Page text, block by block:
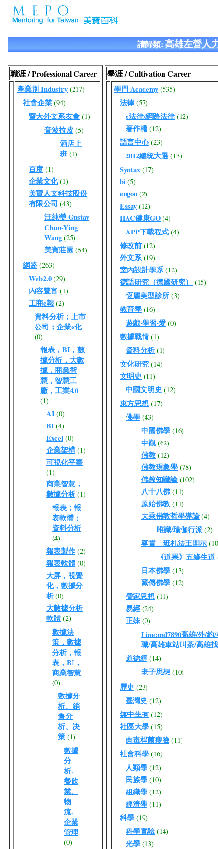
請歸類: 高雄左營人
職涯 / Professional Career
產業別 Industry (217)
社會企業 (94)
暨大外文系友會 (1)
音波拉皮 (5)
酒店上
班 (1)
百度 (1)
企業文化 (1)
美寶人文科技股份
有限公司 (43)
汪純瑩 Gustav
Chun-Ying
Wang (25)
美寶莊園 (54)
網路 (263)
Web2.0 (29)
內容豐富 (1)
工商e報 (2)
資料分析；上市
公司；企業e化
(0)
報表，BI，數
據分析，大數
據，商業智
慧，智慧工
廠，工業4.0
(1)
AI (0)
BI (4)
Excel (0)
企業架構 (1)
可視化平臺
(1)
商業智慧，
數據分析 (1)
報表；報
表軟體；
資料分析
(4)
報表製作 (2)
報表軟體 (0)
大屏，視覺
化，數據分
析 (0)
大數據分析
軟體 (2)
數據決
策，數據
分析，報
表，BI，
商業智慧
(0)
數據分
析、銷
售分
析、决
策 (1)
數據
分
析、
餐飲
業、
物
流、
企業
管理
(0)
學涯 / Cultivation Career
學門 Academy (535)
法律 (57)
e法律/網路法律 (12)
著作權 (12)
語言中心 (23)
2012總統大選 (13)
Syntax (17)
bi (5)
engoo (2)
Essay (12)
HAC健康GO (4)
APP下載程式 (4)
修改前 (12)
外文系 (19)
室內設計學系 (12)
德語研究（德國研究） (15)
恆麗美型診所 (3)
教育學 (16)
遊戲‧學習‧愛 (0)
數據戰情 (1)
資料分析 (1)
文化研究 (14)
文明史 (11)
中國文明史 (12)
東方思想 (17)
佛學 (43)
中國佛學 (16)
中觀 (62)
佛教 (12)
佛教現象學 (78)
佛教知識論 (102)
八十八佛 (11)
原始佛教 (11)
大乘佛教哲學導論 (4)
唯識/瑜伽行派 (2)
尊貴 班札法王開示
《道果》五緣生道
日本佛學 (13)
藏傳佛學 (12)
儒家思想 (11)
易經 (24)
正妹 (0)
Line:md7890高雄/外/
職/高雄車站叫茶/高雄
道德經 (14)
老子思想 (10)
歷史 (23)
臺灣史 (12)
無中生有 (12)
社區大學 (15)
肉毒桿菌瘦臉 (11)
社會科學 (16)
人類學 (12)
民族學 (10)
組織學 (12)
經濟學 (11)
科學 (19)
科學實驗 (14)
光學 (13)